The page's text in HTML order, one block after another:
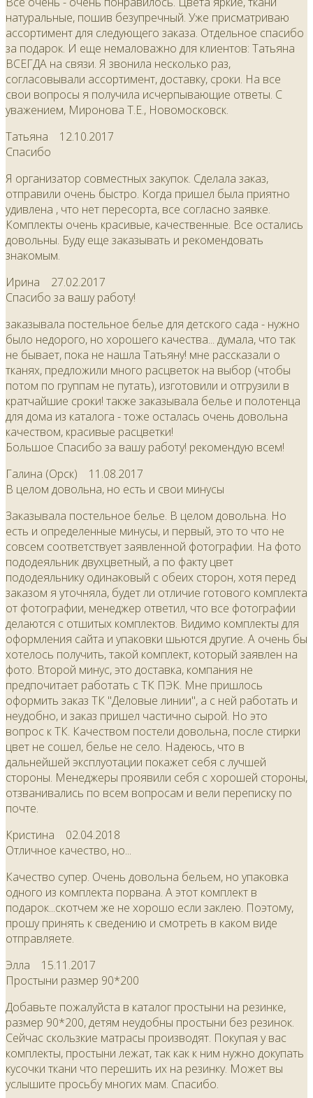
натуральные, пошив безупречный. Уже присматриваю
ассортимент для следующего заказа. Отдельное спасибо
за подарок. И еще немаловажно для клиентов: Татьяна
ВСЕГДА на связи. Я звонила несколько раз,
согласовывали ассортимент, доставку, сроки. На все
свои вопросы я получила исчерпывающие ответы. С
уважением, Миронова Т.Е., Новомосковск.
Татьяна 12.10.2017
Спасибо
Я организатор совместных закупок. Сделала заказ,
отправили очень быстро. Когда пришел была приятно
удивлена , что нет пересорта, все согласно заявке.
Комплекты очень красивые, качественные. Все остались
довольны. Буду еще заказывать и рекомендовать
знакомым.
Ирина 27.02.2017
Спасибо за вашу работу!
заказывала постельное белье для детского сада - нужно
было недорого, но хорошего качества... думала, что так
не бывает, пока не нашла Татьяну! мне рассказали о
тканях, предложили много расцветок на выбор (чтобы
потом по группам не путать), изготовили и отгрузили в
кратчайшие сроки! также заказывала белье и полотенца
для дома из каталога - тоже осталась очень довольна
качеством, красивые расцветки!
Большое Спасибо за вашу работу! рекомендую всем!
Галина (Орск) 11.08.2017
В целом довольна, но есть и свои минусы
Заказывала постельное белье. В целом довольна. Но
есть и определенные минусы, и первый, это то что не
совсем соответствует заявленной фотографии. На фото
пододеяльник двухцветный, а по факту цвет
пододеяльнику одинаковый с обеих сторон, хотя перед
заказом я уточняла, будет ли отличие готового комплекта
от фотографии, менеджер ответил, что все фотографии
делаются с отшитых комплектов. Видимо комплекты для
оформления сайта и упаковки шьются другие. А очень бы
хотелось получить, такой комплект, который заявлен на
фото. Второй минус, это доставка, компания не
предпочитает работать с ТК ПЭК. Мне пришлось
оформить заказ ТК "Деловые линии", а с ней работать и
неудобно, и заказ пришел частично сырой. Но это
вопрос к ТК. Качеством постели довольна, после стирки
цвет не сошел, белье не село. Надеюсь, что в
дальнейшей эксплуотации покажет себя с лучшей
стороны. Менеджеры проявили себя с хорошей стороны,
отзванивались по всем вопросам и вели переписку по
почте.
Кристина 02.04.2018
Отличное качество, но...
Качество супер. Очень довольна бельем, но упаковка
одного из комплекта порвана. А этот комплект в
подарок...скотчем же не хорошо если заклею. Поэтому,
прошу принять к сведению и смотреть в каком виде
отправляете.
Элла 15.11.2017
Простыни размер 90*200
Добавьте пожалуйста в каталог простыни на резинке,
размер 90*200, детям неудобны простыни без резинок.
Сейчас скользкие матрасы производят. Покупая у вас
комплекты, простыни лежат, так как к ним нужно докупать
кусочки ткани что перешить их на резинку. Может вы
услышите просьбу многих мам. Спасибо.